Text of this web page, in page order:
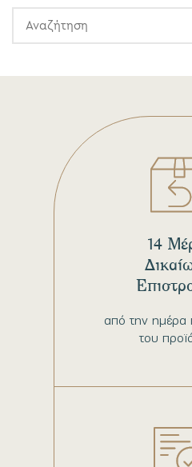
από την ημέρα
του
14